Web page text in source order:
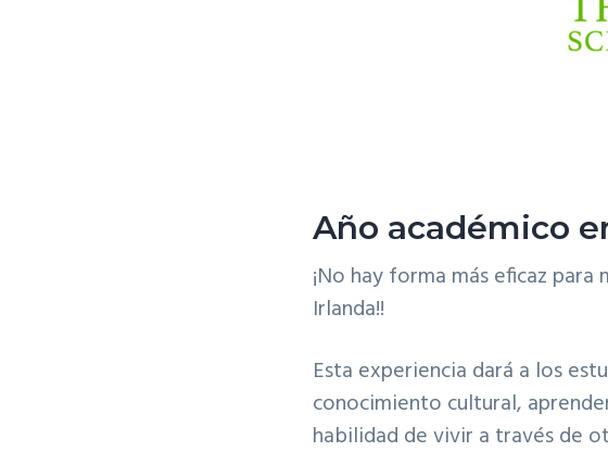
Año académico
¡No hay forma más eficaz
Irlanda!!
Esta experiencia dará a los
conocimiento cultural,
habilidad de vivir a través de